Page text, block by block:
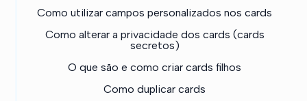
Como utilizar campos personalizados nos cards
Como alterar a privacidade dos cards (cards
secretos)
O que são e como criar cards filhos
Como duplicar cards